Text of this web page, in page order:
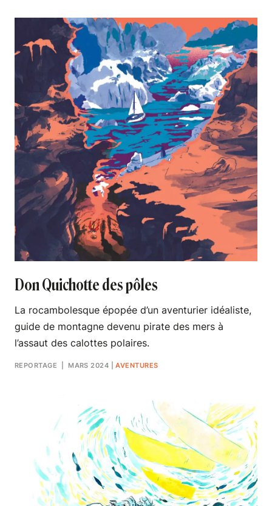
Don Quichotte des pôles
La rocambolesque épopée d’un aventurier idéaliste,
guide de montagne devenu pirate des mers à
l’assaut des calottes polaires.
REPORTAGE | MARS 2024 |AVENTURES